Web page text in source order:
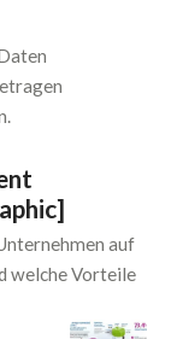
auf
welche Vorteile